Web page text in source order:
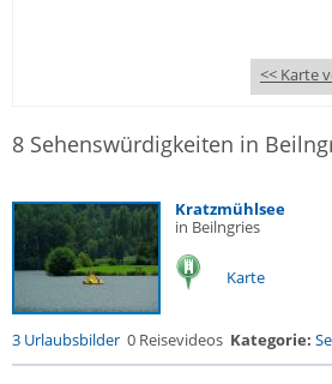
<< Karte
8 Sehenswürdigkeiten in
Kratzmühlsee
in Beilngries
Karte
3 Urlaubsbilder 0 Reisevideos Kategorie: